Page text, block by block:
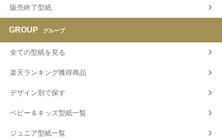
販売終了型紙
GROUP グループ
全ての型紙を見る
楽天ランキング獲得商品
デザイン別で探す
ベビー＆キッズ型紙一覧
ジュニア型紙一覧